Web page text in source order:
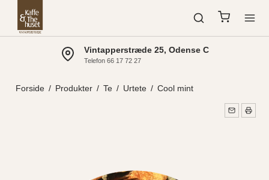
Vintapperstræde 25, Odense C
Telefon 66 17 72 27
Forside / Produkter / Te / Urtete / Cool mint